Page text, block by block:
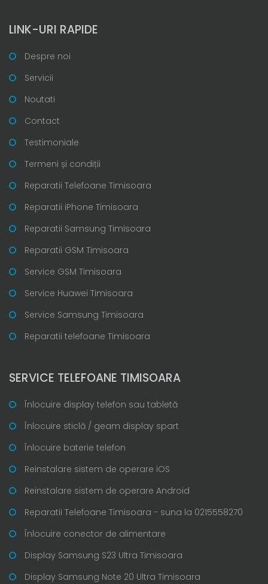
LINK-URI RAPIDE
Despre noi
Servicii
Noutati
Contact
Testimoniale
Termeni și condiții
Reparatii Telefoane Timisoara
Reparatii iPhone Timisoara
Reparatii Samsung Timisoara
Reparatii GSM Timisoara
Service GSM Timisoara
Service Huawei Timisoara
Service Samsung Timisoara
Reparatii telefoane Timisoara
SERVICE TELEFOANE TIMISOARA
Înlocuire display telefon sau tabletă
Înlocuire sticlă / geam display spart
Înlocuire baterie telefon
Reinstalare sistem de operare iOS
Reinstalare sistem de operare Android
Reparatii Telefoane Timisoara - suna la 0215558270
Înlocuire conector de alimentare
Display Samsung S23 Ultra Timisoara
Display Samsung Note 20 Ultra Timisoara